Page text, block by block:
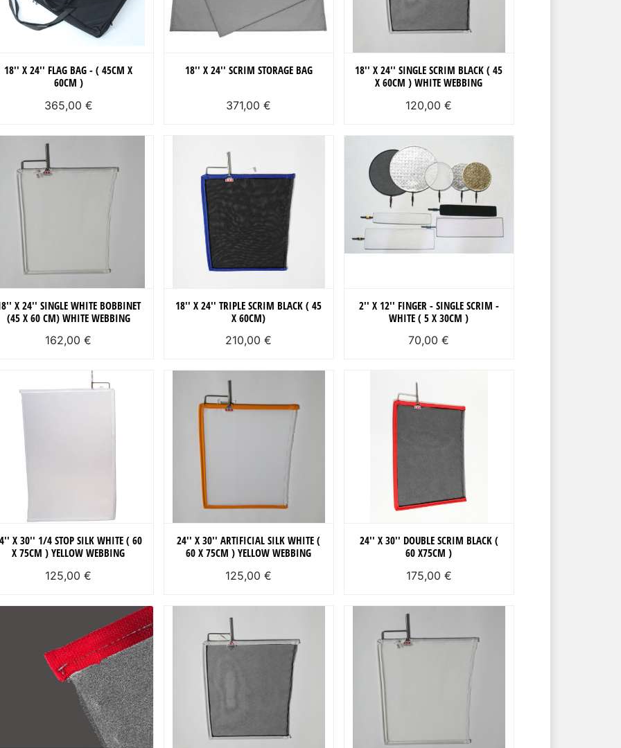
18'' X 24'' FLAG BAG - ( 45CM X
60CM )
365,00 €
18'' X 24'' SCRIM STORAGE BAG
371,00 €
18'' X 24'' SINGLE SCRIM BLACK ( 45
X 60CM ) WHITE WEBBING
120,00 €
X 24'' SINGLE WHITE BOBBINET
(45 X 60 CM) WHITE WEBBING
162,00 €
18'' X 24'' TRIPLE SCRIM BLACK ( 45
X 60CM)
210,00 €
2'' X 12'' FINGER - SINGLE SCRIM -
WHITE ( 5 X 30CM )
70,00 €
X 30'' 1/4 STOP SILK WHITE ( 60
X 75CM ) YELLOW WEBBING
125,00 €
24'' X 30'' ARTIFICIAL SILK WHITE (
60 X 75CM ) YELLOW WEBBING
125,00 €
24'' X 30'' DOUBLE SCRIM BLACK (
60 X75CM )
175,00 €